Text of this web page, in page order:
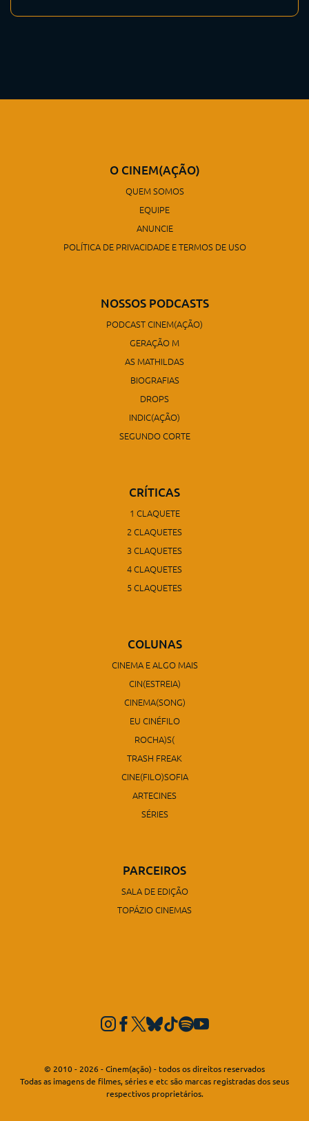
O CINEM(AÇÃO)
QUEM SOMOS
EQUIPE
ANUNCIE
POLÍTICA DE PRIVACIDADE E TERMOS DE USO
NOSSOS PODCASTS
PODCAST CINEM(AÇÃO)
GERAÇÃO M
AS MATHILDAS
BIOGRAFIAS
DROPS
INDIC(AÇÃO)
SEGUNDO CORTE
CRÍTICAS
1 CLAQUETE
2 CLAQUETES
3 CLAQUETES
4 CLAQUETES
5 CLAQUETES
COLUNAS
CINEMA E ALGO MAIS
CIN(ESTREIA)
CINEMA(SONG)
EU CINÉFILO
ROCHA)S(
TRASH FREAK
CINE(FILO)SOFIA
ARTECINES
SÉRIES
PARCEIROS
SALA DE EDIÇÃO
TOPÁZIO CINEMAS
© 2010 - 2026 - Cinem(ação) - todos os direitos reservados
Todas as imagens de filmes, séries e etc são marcas registradas dos seus
respectivos proprietários.